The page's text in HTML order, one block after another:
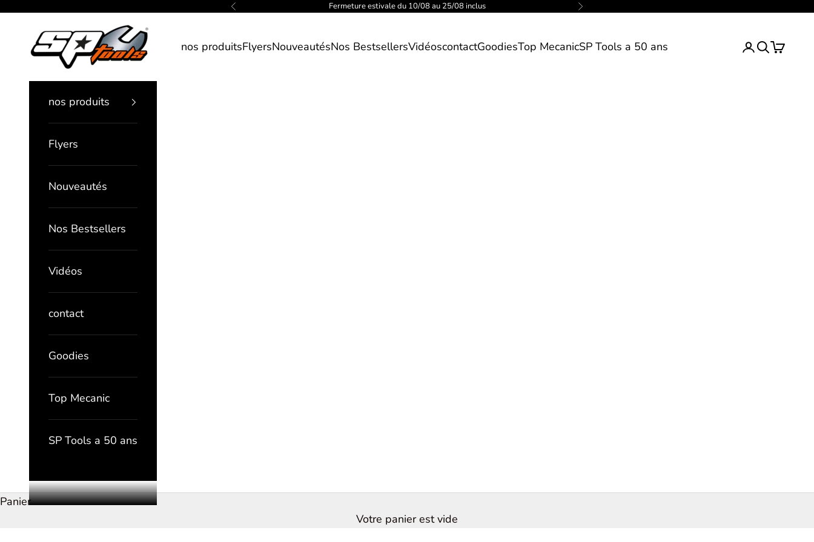
Précédent Fermeture estivale du 10/08 au 25/08 inclus Suivant
SP Tools France
nos produitsFlyersNouveautésNos BestsellersVidéoscontactGoodiesTop MecanicSP Tools a 50 ans Inscription ou
Ecrivez
Panier
nos produits
Flyers
Nouveautés
Nos Bestsellers
Vidéos
contact
Goodies
Top Mecanic
SP Tools a 50 ans
Panier
Votre panier est vide